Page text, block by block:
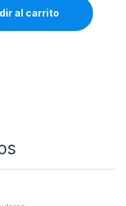
al carrito